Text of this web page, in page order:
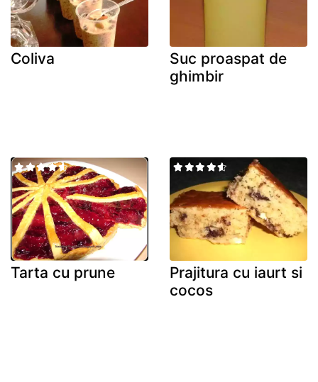
Coliva
Suc proaspat de
ghimbir
Tarta cu prune
Prajitura cu iaurt si
cocos